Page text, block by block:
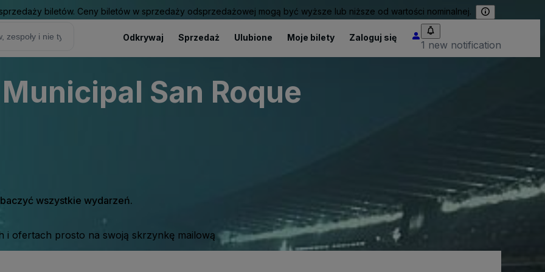
biletów. Ceny biletów w sprzedaży odsprzedażowej mogą być wyższe lub niższe od wartości nominalnej.
Odkrywaj Sprzedaż Ulubione Moje bilety Zaloguj się
1 new notification
San Roque
wszystkie wydarzeń.
ofertach prosto na swoją skrzynkę mailową